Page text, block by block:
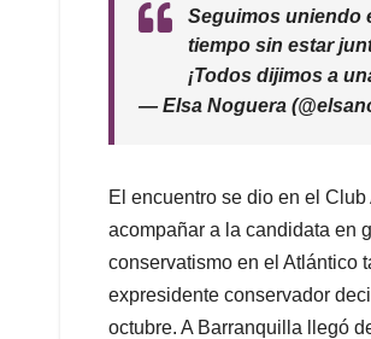
Seguimos uniendo
tiempo sin estar
¡Todos dijimos a
— Elsa Noguera
El encuentro se dio en el
acompañar a la candidata en
conservatismo en el Atlántico
expresidente conservador
octubre. A Barranquilla llegó